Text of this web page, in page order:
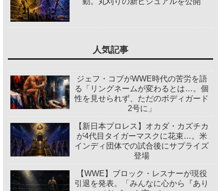
人気記事
ジェフ・コブがWWE時代の苦労を語
る「リングネームが変わるとは…。個
性を見せられず、ただのボディガード
2号に」
【新日本プロレス】オカダ・カズチカ
が4代目タイガーマスクに花束…。米
インディ団体での試合後にサプライズ
登場
【WWE】ブロック・レスナーが現役
引退を発表。「みんなに心から『あり